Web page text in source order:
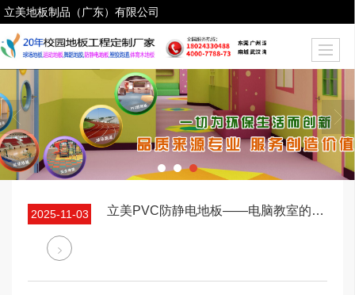
立美地板制品（广东）有限公司
2025-11-03 立美PVC防静电地板——电脑教室的安全防护专家